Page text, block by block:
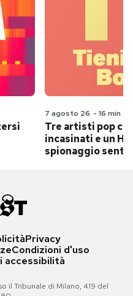
7 agosto 26 - 16 min
Tre artisti pop
incasinati e un
spionaggio
Privacy
Condizioni d'uso
accessibilità
il Tribunale di Milano, 419 del